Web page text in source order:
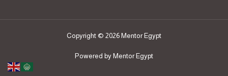
Copyright © 2026 Mentor Egypt
Powered by Mentor Egypt